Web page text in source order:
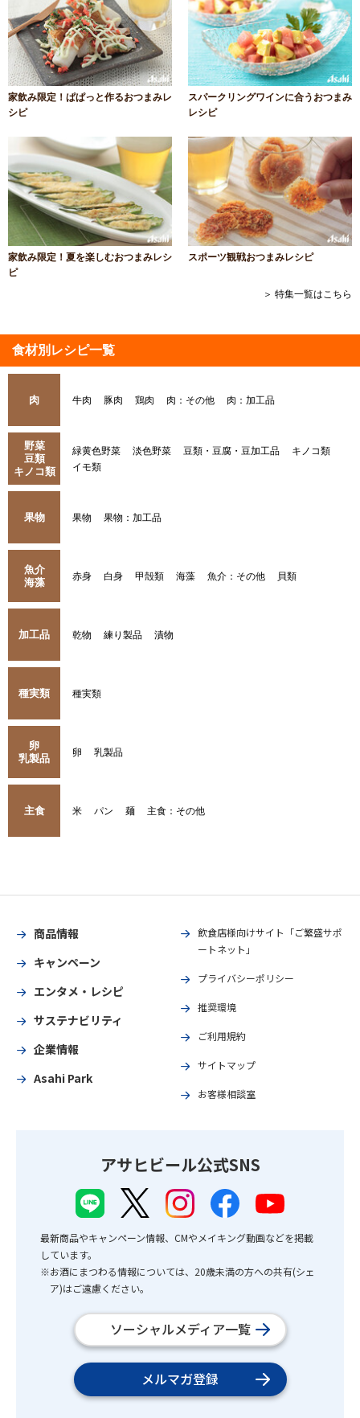
家飲み限定！ぱぱっと作るおつまみレ
シピ
スパークリングワインに合うおつまみ
レシピ
家飲み限定！夏を楽しむおつまみレシ
ピ
スポーツ観戦おつまみレシピ
＞ 特集一覧はこちら
食材別レシピ一覧
肉 牛肉 豚肉 鶏肉 肉：その他 肉：加工品
野菜
豆類
キノコ類
緑黄色野菜 淡色野菜 豆類・豆腐・豆加工品
キノコ類
イモ類
果物 果物 果物：加工品
魚介
海藻
赤身 白身 甲殻類 海藻 魚介：その他 貝類
加工品 乾物 練り製品 漬物
種実類 種実類
卵
乳製品
卵 乳製品
主食 米 パン 麺 主食：その他
商品情報
キャンペーン
エンタメ・レシピ
サステナビリティ
企業情報
Asahi Park
飲食店様向けサイト「ご繁盛サポ
ートネット」
プライバシーポリシー
推奨環境
ご利用規約
サイトマップ
お客様相談室
アサヒビール公式SNS
最新商品やキャンペーン情報、CMやメイキング動画などを掲載
しています。
※お酒にまつわる情報については、20歳未満の方への共有(シェ
ア)はご遠慮ください。
ソーシャルメディア一覧
メルマガ登録